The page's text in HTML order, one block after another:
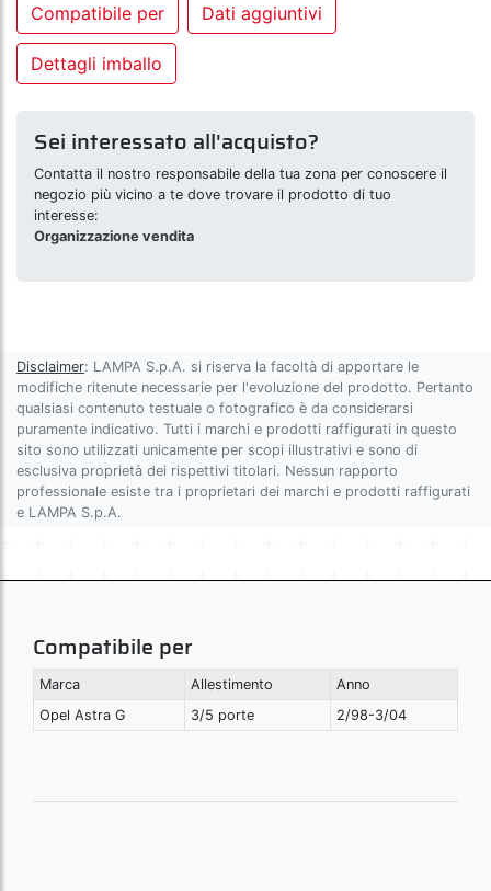
Compatibile per Dati aggiuntivi
Dettagli imballo
Sei interessato all'acquisto?
Contatta il nostro responsabile della tua zona per conoscere il
negozio più vicino a te dove trovare il prodotto di tuo
interesse:
Organizzazione vendita
Disclaimer: LAMPA S.p.A. si riserva la facoltà di apportare le
modifiche ritenute necessarie per l'evoluzione del prodotto. Pertanto
qualsiasi contenuto testuale o fotografico è da considerarsi
puramente indicativo. Tutti i marchi e prodotti raffigurati in questo
sito sono utilizzati unicamente per scopi illustrativi e sono di
esclusiva proprietà dei rispettivi titolari. Nessun rapporto
professionale esiste tra i proprietari dei marchi e prodotti raffigurati
e LAMPA S.p.A.
Compatibile per
Marca Allestimento
Anno
Opel Astra G
3/5 porte 2/98-3/04